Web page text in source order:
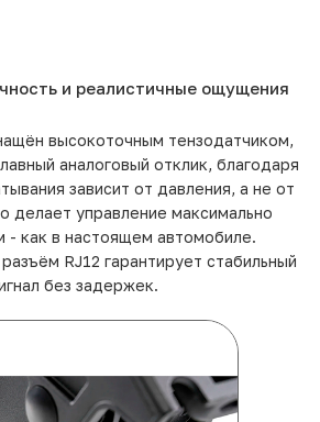
и реалистичные ощущения
высокоточным тензодатчиком,
аналоговый отклик, благодаря
зависит от давления, а не от
делает управление максимально
- как в настоящем автомобиле.
RJ12 гарантирует стабильный
без задержек.